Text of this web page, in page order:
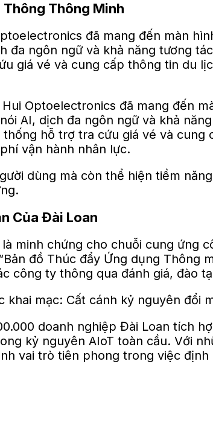
Thông Thông Minh
đã mang đến màn
đa ngôn ngữ và khả năng tương
giá vé và cung cấp thông tin du
dùng mà còn thể hiện tiềm
Của Đài Loan
minh chứng cho chuỗi cung ứng
đồ Thúc đẩy Ứng dụng Thông
công ty thông qua đánh giá, đào
doanh nghiệp Đài Loan tích
kỷ nguyên AIoT toàn cầu. Với
vai trò tiên phong trong việc